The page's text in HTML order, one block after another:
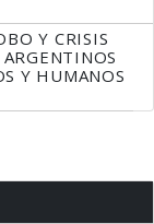
Y CRISIS
Y HUMANOS